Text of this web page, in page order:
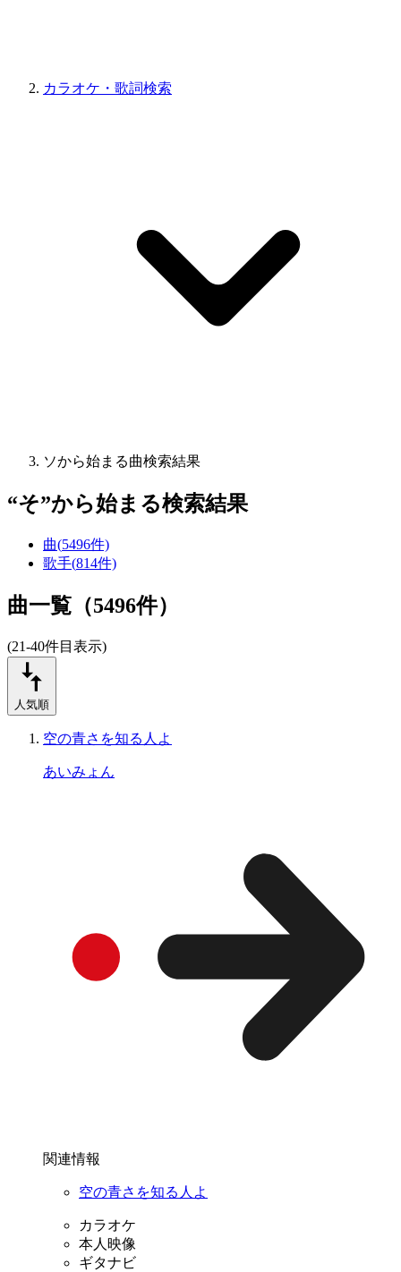
カラオケ・歌詞検索
ソから始まる曲検索結果
“そ”から始まる検索結果
曲(5496件)
歌手(814件)
曲一覧（5496件）
(21-40件目表示)
人気順
空の青さを知る人よ
あいみょん
関連情報
空の青さを知る人よ
カラオケ
本人映像
ギタナビ